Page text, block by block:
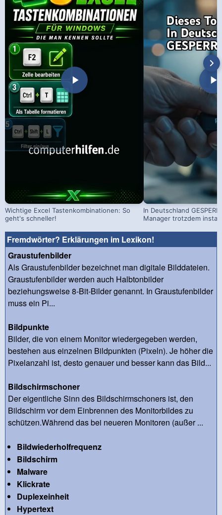
Wichtige Excel Tastenkombinationen: So
geht's schneller!
In Deutschland
Manager trotzdem
Fremdwörter? Erklärungen im Lexikon!
Graustufenbilder
Als Graustufenbilder bezeichnet man digitale Bilddateien.
Graustufenbilder werden auch Halbtonbilder
beziehungsweise 8-Bit-Bilder genannt. In Graustufenbilder
muss ein Pi...
Bildpunkte
Bilder, die von einem Monitor wiedergegeben werden,
bestehen aus einzelnen Bildpunkten (Pixeln). Je höher die
Pixelanzahl ist, desto genauer und besser kann das Bild...
Bildschirmschoner
Der eigentliche Sinn des Bildschirmschoners ist, den
Bildschirm vor dem Einbrennen des Monitorbildes zu
schützen.Während das bei neueren Monitoren (außer ...
Bildwiederholfrequenz
Bildschirm
Malware
Klickrate
Duplexeinheit
Hypertext